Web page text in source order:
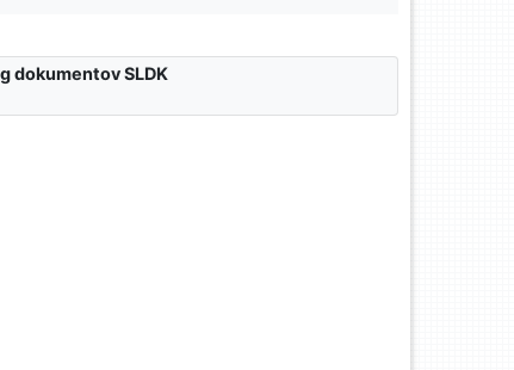
dokumentov SLDK